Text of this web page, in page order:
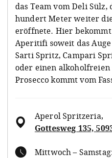
das Team vom Deli
hundert Meter weiter
eröffnete. Hier
Aperitifi soweit das
Sarti Spritz, Campari
oder einen
Prosecco kommt vom
Aperol Spritzeria,
Gottesweg 135,
Mittwoch –